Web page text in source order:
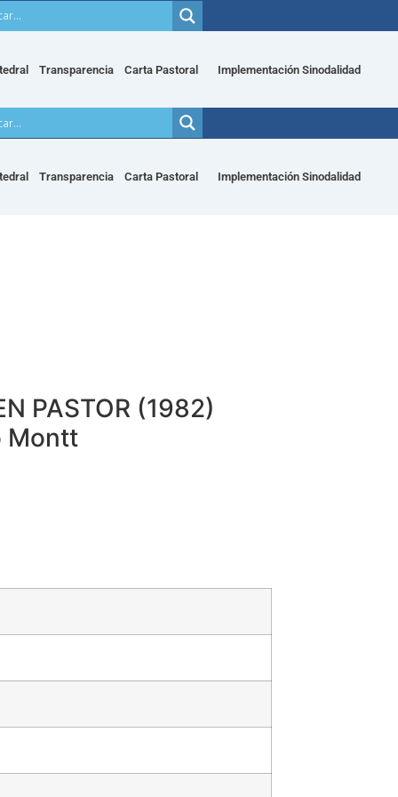
Transparencia Carta Pastoral Implementación Sinodalidad
Transparencia Carta Pastoral Implementación Sinodalidad
PASTOR (1982)
Montt